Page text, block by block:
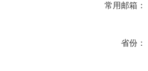
常用邮箱：
省份：